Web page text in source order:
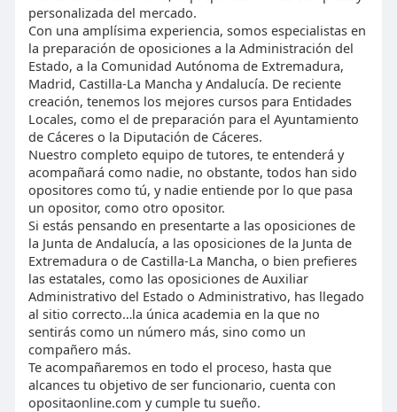
personalizada del mercado.
Con una amplísima experiencia, somos especialistas en
la preparación de oposiciones a la Administración del
Estado, a la Comunidad Autónoma de Extremadura,
Madrid, Castilla-La Mancha y Andalucía. De reciente
creación, tenemos los mejores cursos para Entidades
Locales, como el de preparación para el Ayuntamiento
de Cáceres o la Diputación de Cáceres.
Nuestro completo equipo de tutores, te entenderá y
acompañará como nadie, no obstante, todos han sido
opositores como tú, y nadie entiende por lo que pasa
un opositor, como otro opositor.
Si estás pensando en presentarte a las oposiciones de
la Junta de Andalucía, a las oposiciones de la Junta de
Extremadura o de Castilla-La Mancha, o bien prefieres
las estatales, como las oposiciones de Auxiliar
Administrativo del Estado o Administrativo, has llegado
al sitio correcto…la única academia en la que no
sentirás como un número más, sino como un
compañero más.
Te acompañaremos en todo el proceso, hasta que
alcances tu objetivo de ser funcionario, cuenta con
opositaonline.com y cumple tu sueño.